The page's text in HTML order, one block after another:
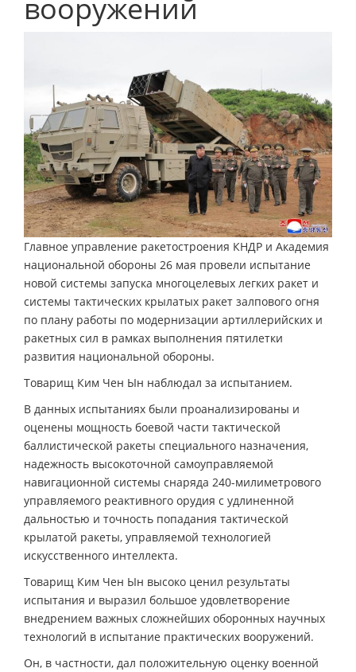
вооружений
Главное управление ракетостроения КНДР и Академия
национальной обороны 26 мая провели испытание
новой системы запуска многоцелевых легких ракет и
системы тактических крылатых ракет залпового огня
по плану работы по модернизации артиллерийских и
ракетных сил в рамках выполнения пятилетки
развития национальной обороны.
Товарищ Ким Чен Ын наблюдал за испытанием.
В данных испытаниях были проанализированы и
оценены мощность боевой части тактической
баллистической ракеты специального назначения,
надежность высокоточной самоуправляемой
навигационной системы снаряда 240-милиметрового
управляемого реактивного орудия с удлиненной
дальностью и точность попадания тактической
крылатой ракеты, управляемой технологией
искусственного интеллекта.
Товарищ Ким Чен Ын высоко ценил результаты
испытания и выразил большое удовлетворение
внедрением важных сложнейших оборонных научных
технологий в испытание практических вооружений.
Он, в частности, дал положительную оценку военной